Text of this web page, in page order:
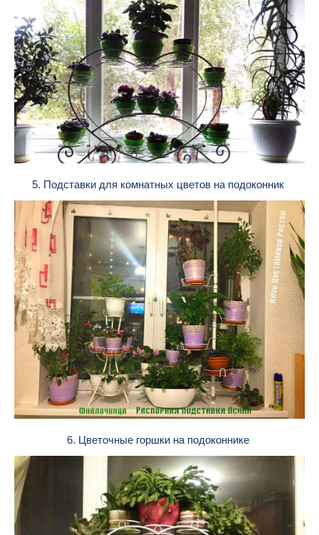
5. Подставки для комнатных цветов на подоконник
6. Цветочные горшки на подоконнике